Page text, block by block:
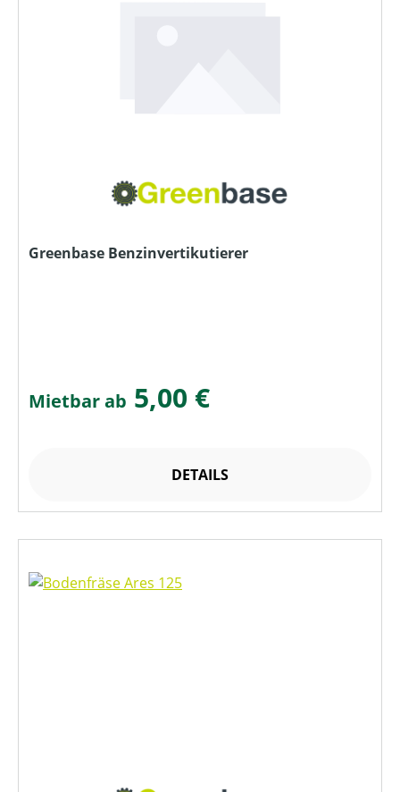
Greenbase Benzinvertikutierer
Mietbar ab 5,00 €
DETAILS